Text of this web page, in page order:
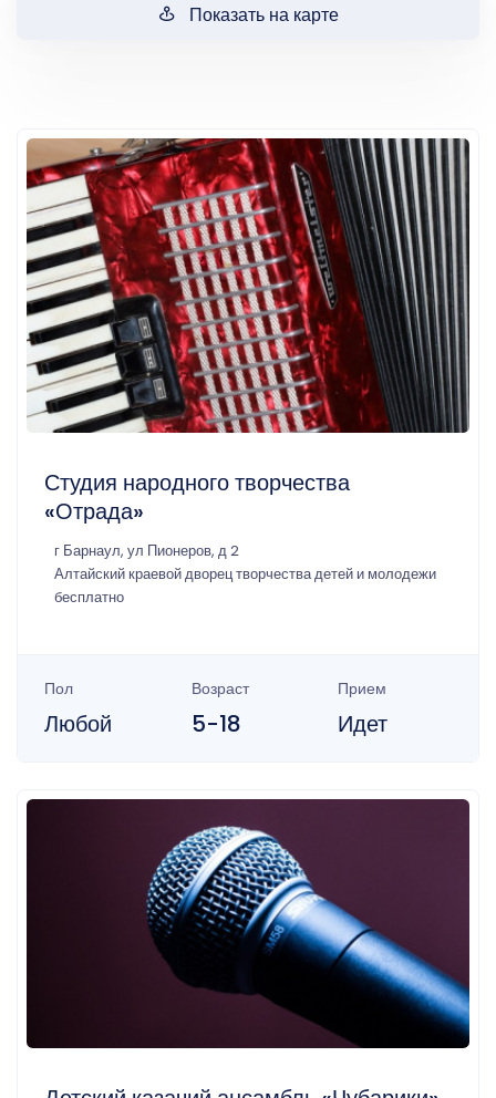
Показать на карте
Студия народного творчества
«Отрада»
г Барнаул, ул Пионеров, д 2
Алтайский краевой дворец творчества детей и молодежи
бесплатно
Пол
Любой
Возраст
5-18
Прием
Идет